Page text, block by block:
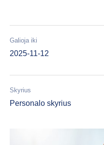
Galioja iki
2025-11-12
Skyrius
Personalo skyrius